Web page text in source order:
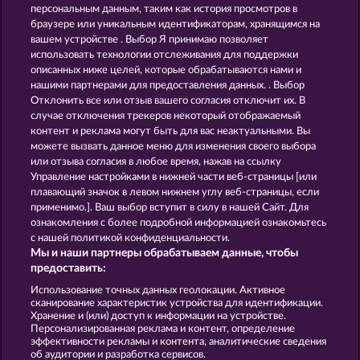
Blazing Star 100 Flaring Fruits
3 Golden Cherries 7 Supernova Fruits New Limits
Правила
Заявление о конфиденциальности и
политике Cookie
О компании
Отправить Запрос об Отказе
персональным данным, таким как история просмотров в
браузере или уникальным идентификаторам, хранящимся на
вашем устройстве . Выбор Я принимаю позволяет
использовать технологии отслеживания для поддержки
описанных ниже целей, которые обрабатываются нами и
нашими партнерами для предоставления данных. . Выбор
Отклонить все или отзыв вашего согласия отключит их. В
случае отключения трекеров некоторый отображаемый
контент и реклама могут быть для вас неактуальными. Вы
можете вызвать данное меню для изменения своего выбора
или отзыва согласия в любое время, нажав на ссылку
Управление настройками в нижней части веб-страницы [или
плавающий значок в левом нижнем углу веб-страницы, если
применимо.]. Ваш выбор вступит в силу в нашей Сайт. Для
ознакомления с более подробной информацией ознакомьтесь
с нашей политикой конфиденциальности.
Мы и наши партнеры обрабатываем данные, чтобы
предоставить:
Использование точных данных геолокации. Активное
сканирование характеристик устройства для идентификации.
Хранение и (или) доступ к информации на устройстве.
Персонализированная реклама и контент, определение
эффективности рекламы и контента, аналитические сведения
об аудитории и разработка сервисов.